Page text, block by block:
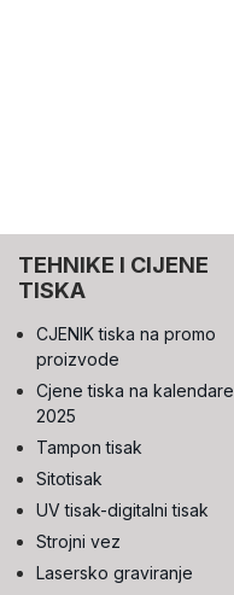
TEHNIKE I CIJENE
TISKA
CJENIK tiska na promo
proizvode
Cjene tiska na kalendare
2025
Tampon tisak
Sitotisak
UV tisak-digitalni tisak
Strojni vez
Lasersko graviranje